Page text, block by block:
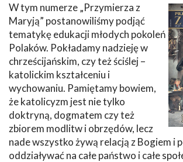
W tym numerze „Przymierza z
Maryją” postanowiliśmy podjąć
tematykę edukacji młodych pokoleń
Polaków. Pokładamy nadzieję w
chrześcijańskim, czy też ściślej –
katolickim kształceniu i
wychowaniu. Pamiętamy bowiem,
że katolicyzm jest nie tylko
doktryną, dogmatem czy też
zbiorem modlitw i obrzędów, lecz
nade wszystko żywą relacją z Bogiem i
oddziaływać na całe państwo i całe